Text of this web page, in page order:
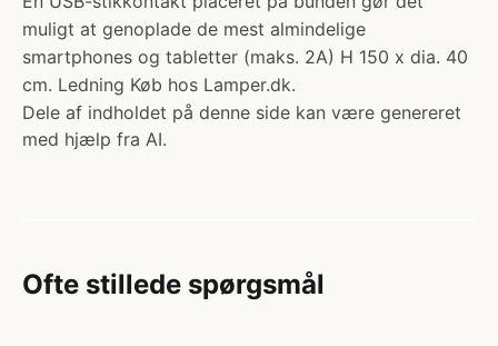
muligt at genoplade de mest almindelige
smartphones og tabletter (maks. 2A) H 150 x dia. 40
cm. Ledning Køb hos Lamper.dk.
Dele af indholdet på denne side kan være genereret
med hjælp fra AI.
Ofte stillede spørgsmål